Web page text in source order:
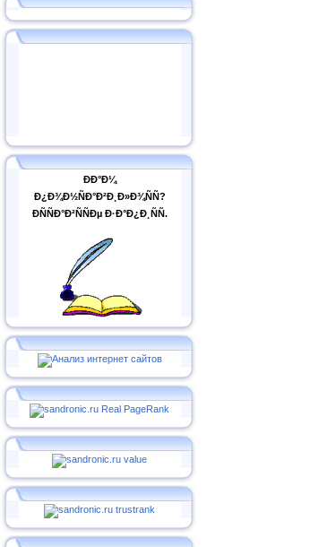
ÐÐ°Ð¼
Ð¿Ð¾Ð½ÑÐ°Ð²Ð¸Ð»Ð¾ÑÑ?
ÐÑÑÐ°Ð²ÑÑÐµ Ð·Ð°Ð¿Ð¸ÑÑ.